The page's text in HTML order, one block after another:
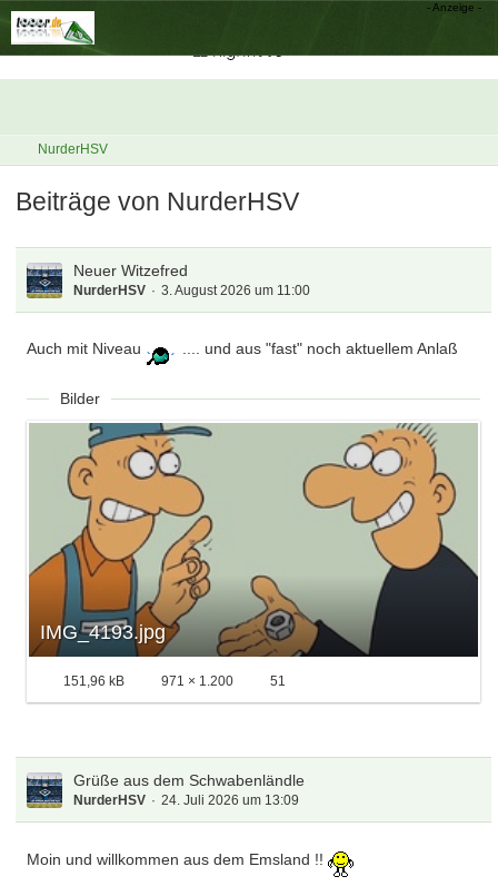
NurderHSV
Beiträge von NurderHSV
Neuer Witzefred
NurderHSV 3. August 2026 um 11:00
Auch mit Niveau .... und aus "fast" noch aktuellem Anlaß
Bilder
IMG_4193.jpg
151,96 kB 971 × 1.200 51
Grüße aus dem Schwabenländle
NurderHSV 24. Juli 2026 um 13:09
Moin und willkommen aus dem Emsland !!